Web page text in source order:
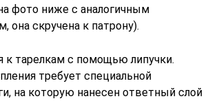
фото ниже с аналогичным
она скручена к патрону).
к тарелкам с помощью липучки.
требует специальной
на которую нанесен ответный слой